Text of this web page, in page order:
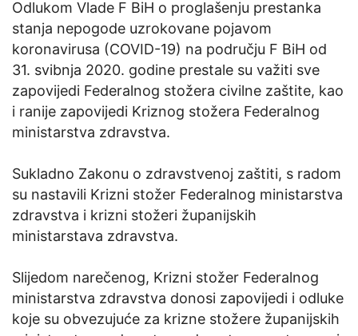
Odlukom Vlade F BiH o proglašenju prestanka
stanja nepogode uzrokovane pojavom
koronavirusa (COVID-19) na području F BiH od
31. svibnja 2020. godine prestale su važiti sve
zapovijedi Federalnog stožera civilne zaštite, kao
i ranije zapovijedi Kriznog stožera Federalnog
ministarstva zdravstva.
Sukladno Zakonu o zdravstvenoj zaštiti, s radom
su nastavili Krizni stožer Federalnog ministarstva
zdravstva i krizni stožeri županijskih
ministarstava zdravstva.
Slijedom narečenog, Krizni stožer Federalnog
ministarstva zdravstva donosi zapovijedi i odluke
koje su obvezujuće za krizne stožere županijskih